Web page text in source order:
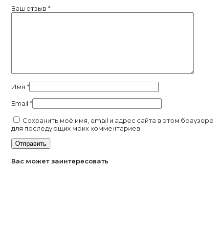
Ваш отзыв *
Имя *
Email *
Сохранить моё имя, email и адрес сайта в этом браузере
для последующих моих комментариев.
Вас может заинтересовать